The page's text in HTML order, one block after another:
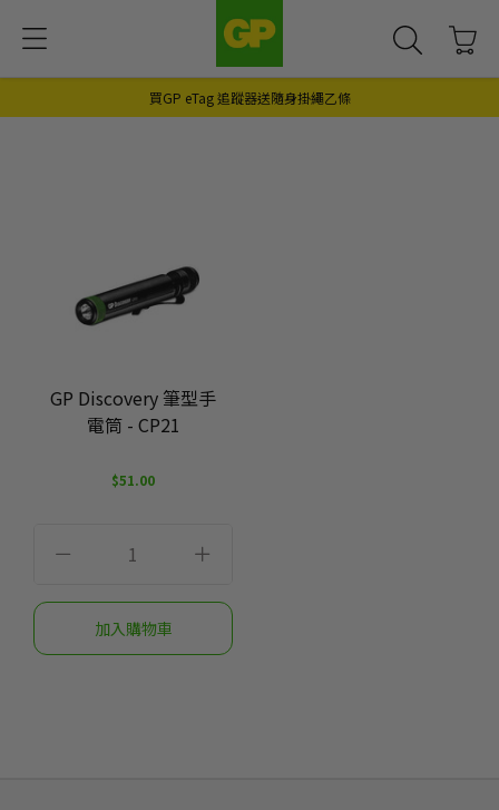
買GP eTag 追蹤器送隨身掛繩乙條
GP Discovery 筆型手
電筒 - CP21
$51.00